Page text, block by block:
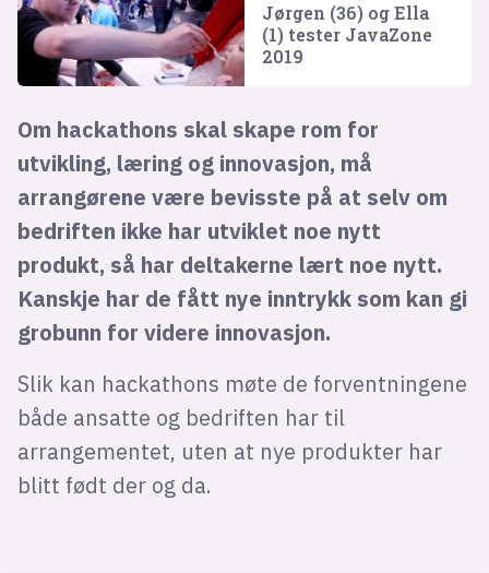
Jørgen (36) og Ella
(1) tester JavaZone
2019
Om hackathons skal skape rom for
utvikling, læring og innovasjon, må
arrangørene være bevisste på at selv om
bedriften ikke har utviklet noe nytt
produkt, så har deltakerne lært noe nytt.
Kanskje har de fått nye inntrykk som kan gi
grobunn for videre innovasjon.
Slik kan hackathons møte de forventningene
både ansatte og bedriften har til
arrangementet, uten at nye produkter har
blitt født der og da.